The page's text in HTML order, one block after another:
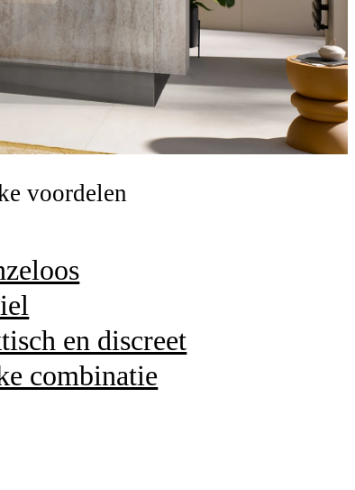
voordelen
en discreet
combinatie